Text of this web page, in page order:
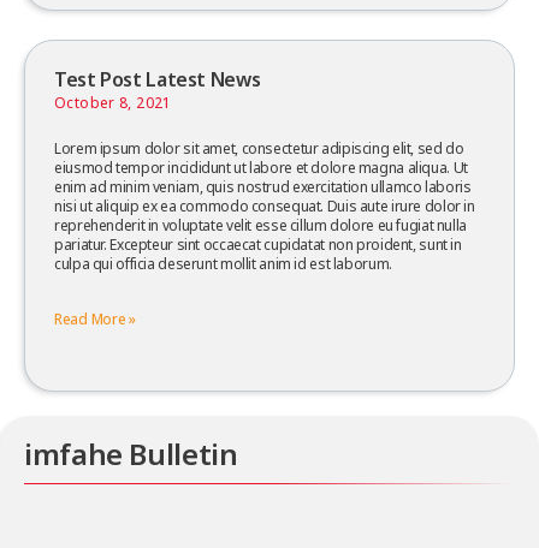
Test Post Latest News
October 8, 2021
Lorem ipsum dolor sit amet, consectetur adipiscing elit, sed do
eiusmod tempor incididunt ut labore et dolore magna aliqua. Ut
enim ad minim veniam, quis nostrud exercitation ullamco laboris
nisi ut aliquip ex ea commodo consequat. Duis aute irure dolor in
reprehenderit in voluptate velit esse cillum dolore eu fugiat nulla
pariatur. Excepteur sint occaecat cupidatat non proident, sunt in
culpa qui officia deserunt mollit anim id est laborum.
Read More »
imfahe Bulletin